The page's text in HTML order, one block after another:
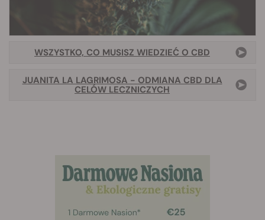
WSZYSTKO, CO MUSISZ WIEDZIEĆ O CBD
JUANITA LA LAGRIMOSA - ODMIANA CBD DLA
CELÓW LECZNICZYCH